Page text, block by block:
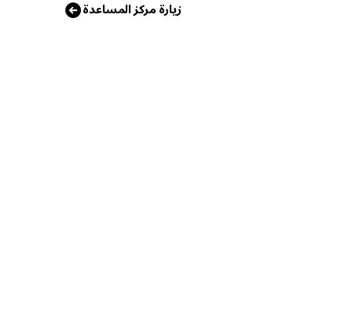
زيارة مركز المساعدة